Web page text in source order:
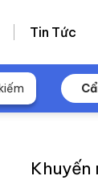
Tin Tức
Khuyến